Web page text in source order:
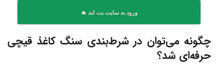
ورود به سایت بت لند 🔥
چگونه می‌توان در شرط‌بندی سنگ کاغذ قیچی
حرفه‌ای شد؟